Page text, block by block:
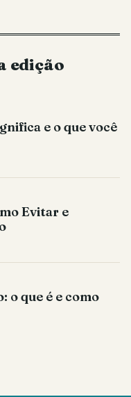
edição
e o que você
Evitar e
o que é e como